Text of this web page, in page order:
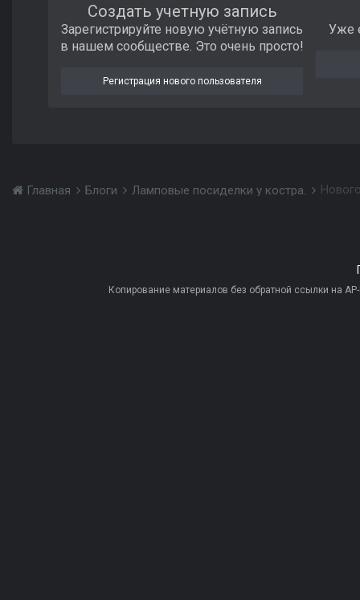
Создать учетную запись
Зарегистрируйте новую учётную запись
в нашем сообществе. Это очень просто!
Регистрация нового пользователя
Уже
Главная Блоги Ламповые посиделки у костра.
Копирование материалов без обратной ссылки на